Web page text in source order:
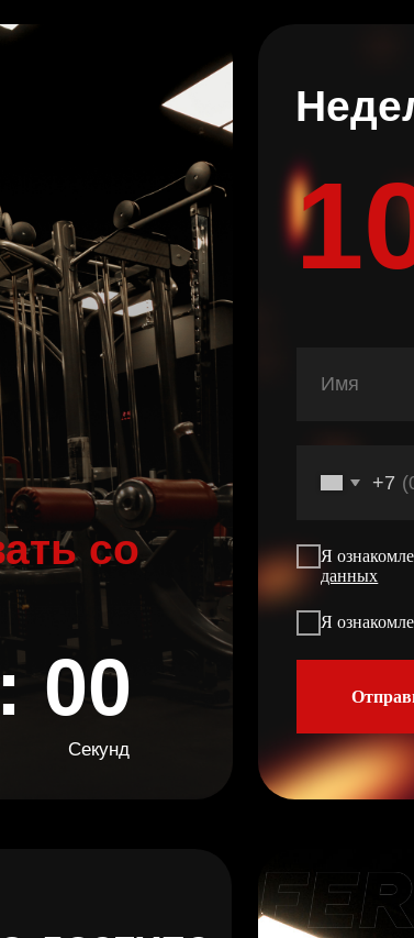
Неделя
Я ознакомлен с
Я ознакомлен с
Отправить
Секунд
со